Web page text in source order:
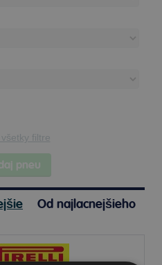
filtre
pneu
Od najlacnejšieho